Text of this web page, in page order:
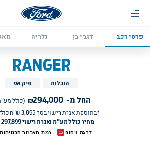
פרטי רכב דגמי בן גלריה
RANGER
הובלות פיק אפ
החל מ- 294,000
₪ (כולל
*בתוספת אגרת רישוי בסך 3,899 ש"ח
מחיר כולל מע"מ ואגרת רישוי 297,899 ש"ח
דרגת זיהום 15 רמת האבזור